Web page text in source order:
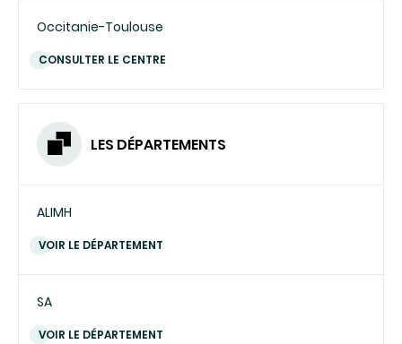
Occitanie-Toulouse
CONSULTER LE CENTRE
LES DÉPARTEMENTS
ALIMH
VOIR LE DÉPARTEMENT
SA
VOIR LE DÉPARTEMENT